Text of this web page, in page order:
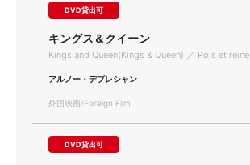
DVD貸出可
キングス＆クイーン
Kings and Queen(Kings & Queen) ／ Rois et reine
アルノー・デプレシャン
外国映画/Foreign Film
DVD貸出可